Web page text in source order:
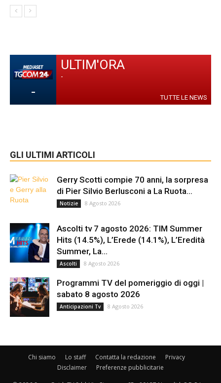
-
ULTIM'ORA
-
TUTTE LE NEWS
GLI ULTIMI ARTICOLI
Gerry Scotti compie 70 anni, la sorpresa
di Pier Silvio Berlusconi a La Ruota...
Notizie 8 Agosto 2026
Ascolti tv 7 agosto 2026: TIM Summer
Hits (14.5%), L’Erede (14.1%), L’Eredità
Summer, La...
Ascolti 8 Agosto 2026
Programmi TV del pomeriggio di oggi |
sabato 8 agosto 2026
Anticipazioni Tv 8 Agosto 2026
Chi siamo Lo staff Contatta la redazione
Privacy
Disclaimer
Preferenze pubblicitarie